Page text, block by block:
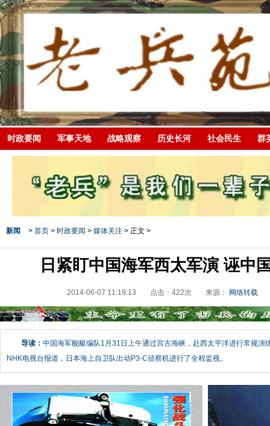
时政要闻 军事天地 战略观察 历史长河 社会民生 群
新闻 > 首页 > 时政要闻 > 媒体关注 > 正文 >
日紧盯中国海军西太军演 诬中
2014-06-07 11:19:13 点击：422次 来源： 网络转载
导读： 中国海军舰艇编队1月31日上午通过宫古海峡，赴西太平洋进行常规演
NHK电视台报道，日本海上自卫队出动P3-C侦察机进行了全程监视。